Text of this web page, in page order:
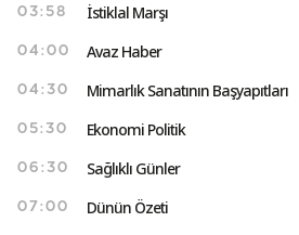
03:58 İstiklal Marşı
04:00 Avaz Haber
04:30 Mimarlık Sanatının Başyapıtları
05:30 Ekonomi Politik
06:30 Sağlıklı Günler
07:00 Dünün Özeti